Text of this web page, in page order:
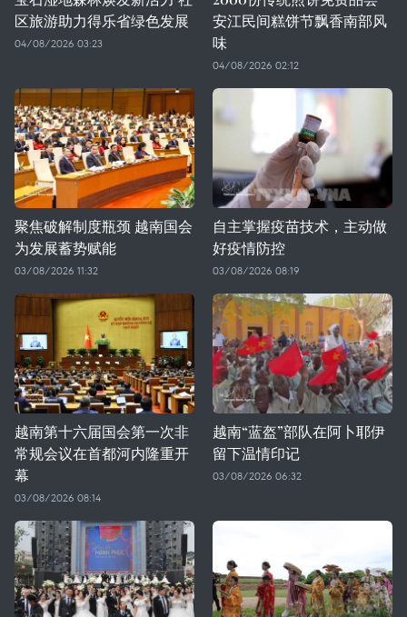
区旅游助力得乐省绿色发展
04/08/2026 03:23
安江民间糕饼节飘香南部风
味
04/08/2026 02:12
聚焦破解制度瓶颈 越南国会
为发展蓄势赋能
03/08/2026 11:32
自主掌握疫苗技术，主动做
好疫情防控
03/08/2026 08:19
越南第十六届国会第一次非
常规会议在首都河内隆重开
幕
03/08/2026 08:14
越南“蓝盔”部队在阿卜耶伊
留下温情印记
03/08/2026 06:32